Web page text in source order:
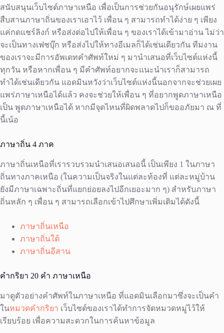
สนับสนุนเว็บไซต์ภาษาเหนือ เพื่อเป็นการช่วยกันอนุรักษ์เผยแพร่
สืบสานภาษาถิ่นของเราเอาไว้ เพื่อน ๆ สามารถทำได้ง่าย ๆ เพียง
แค่กดแชร์ลิงก์ หรือส่งต่อไปให้เพื่อน ๆ ของเราได้เข้ามาอ่าน ไม่ว่า
จะเป็นทางเฟชบุ๊ก หรือส่งไปให้ทางอีเมลก็ได้เช่นเดียวกัน ทีมงาน
ของเราจะมีการอัพเดทคำศัพท์ใหม่ ๆ มานำเสนอที่เว็บไซต์แห่งนี้
ทุกวัน หรือหากเพื่อน ๆ มีคำศัพท์อยากจะแนะนำเราก็สามารถ
ทำได้เช่นเดียวกัน แอดมินหวังว่าเว็บไซต์แห่งนี้นอกจากจะช่วยเผย
แพร่ภาษาเหนือได้แล้ว คงจะช่วยให้เพื่อน ๆ ที่อยากพูดภาษาเหนือ
เป็น พูดภาษาเหนือได้ หากมีจุดไหนที่ผิดพลาดไปก็ขออภัยมา ณ ที่
นี้เน้อ
ภาษาถิ่น 4 ภาค
ภาษาถิ่นเหนือที่เรารวบรวมนำเสนอเสนอนี้ เป็นเพียง 1 ในภาษา
ถิ่นทางภาคเหนือ (ในความเป็นจริงในแต่ละท้องที่ แต่ละหมู่บ้าน
ยังมีภาษาเฉพาะถิ่นที่แยกย่อยลงไปอีกเยอะมาก ๆ) สำหรับภาษา
ถิ่นหลัก ๆ เพื่อน ๆ สามารถเลือกเข้าไปศึกษาเพิ่มเติมได้ดังนี้
ภาษาถิ่นเหนือ
ภาษาถิ่นใต้
ภาษาถิ่นอีสาน
คำกริยา 20 คำ ภาษาเหนือ
มาดูตัวอย่างคำศัพท์ในภาษาเหนือ ที่แอดมินเลือกมาซึ่งจะเป็นคำ
ในหมวดคำกริยา เว็บไซต์ของเราได้ทำการจัดหมวดหมู่ไว้ให้
เรียบร้อย เพื่อความสะดวกในการค้นหาข้อมูล